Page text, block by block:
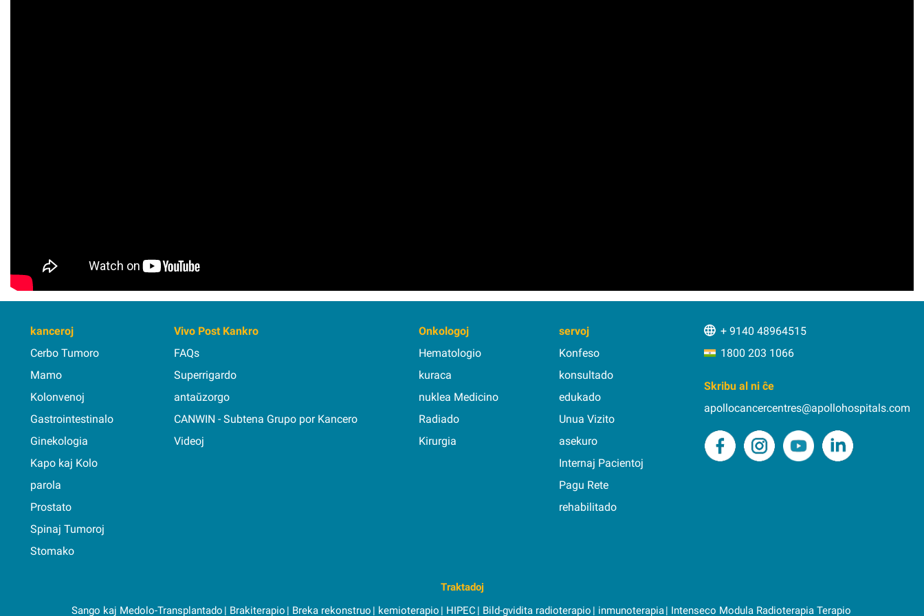
kanceroj
Cerbo Tumoro
Mamo
Kolonvenoj
Gastrointestinalo
Ginekologia
Kapo kaj Kolo
parola
Prostato
Spinaj Tumoroj
Stomako
Vivo Post Kankro
FAQs
Superrigardo
antaŭzorgo
CANWIN - Subtena Grupo por Kancero
Videoj
Onkologoj
Hematologio
kuraca
nuklea Medicino
Radiado
Kirurgia
servoj
Konfeso
konsultado
edukado
Unua Vizito
asekuro
Internaj Pacientoj
Pagu Rete
rehabilitado
+ 9140 48964515
1800 203 1066
Skribu al ni ĉe
apollocancercentres@apollohospitals.com
Traktadoj
Sango kaj Medolo-Transplantado
Brakiterapio Breka rekonstruo kemioterapio HIPEC Bild-gvidita radioterapio inmunoterapia Intenseco Modula Radioterapia Terapio